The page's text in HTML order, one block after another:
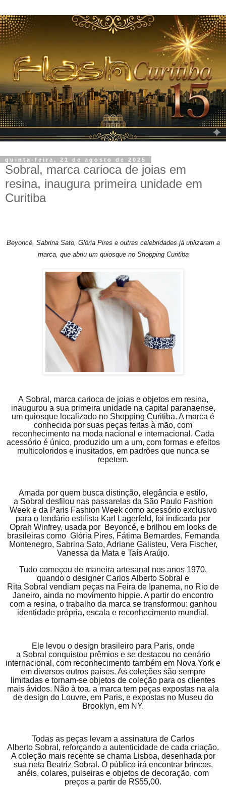
quinta-feira, 21 de agosto de 2025
Sobral, marca carioca de joias em
resina, inaugura primeira unidade em
Curitiba
Beyoncé, Sabrina Sato, Glória Pires e outras celebridades já utilizaram a
marca, que abriu um quiosque no Shopping Curitiba
A Sobral, marca carioca de joias e objetos em resina,
inaugurou a sua primeira unidade na capital paranaense,
um quiosque localizado no Shopping Curitiba. A marca é
conhecida por suas peças feitas à mão, com
reconhecimento na moda nacional e internacional. Cada
acessório é único, produzido um a um, com formas e efeitos
multicoloridos e inusitados, em padrões que nunca se
repetem.
Amada por quem busca distinção, elegância e estilo,
a Sobral desfilou nas passarelas da São Paulo Fashion
Week e da Paris Fashion Week como acessório exclusivo
para o lendário estilista Karl Lagerfeld, foi indicada por
Oprah Winfrey, usada por Beyoncé, e brilhou em looks de
brasileiras como Glória Pires, Fátima Bernardes, Fernanda
Montenegro, Sabrina Sato, Adriane Galisteu, Vera Fischer,
Vanessa da Mata e Taís Araújo.
Tudo começou de maneira artesanal nos anos 1970,
quando o designer Carlos Alberto Sobral e
Rita Sobral vendiam peças na Feira de Ipanema, no Rio de
Janeiro, ainda no movimento hippie. A partir do encontro
com a resina, o trabalho da marca se transformou: ganhou
identidade própria, escala e reconhecimento mundial.
Ele levou o design brasileiro para Paris, onde
a Sobral conquistou prêmios e se destacou no cenário
internacional, com reconhecimento também em Nova York e
em diversos outros países. As coleções são sempre
limitadas e tornam-se objetos de coleção para os clientes
mais ávidos. Não à toa, a marca tem peças expostas na ala
de design do Louvre, em Paris, e expostas no Museu do
Brooklyn, em NY.
Todas as peças levam a assinatura de Carlos
Alberto Sobral, reforçando a autenticidade de cada criação.
A coleção mais recente se chama Lisboa, desenhada por
sua neta Beatriz Sobral. O público irá encontrar brincos,
anéis, colares, pulseiras e objetos de decoração, com
preços a partir de R$55,00.